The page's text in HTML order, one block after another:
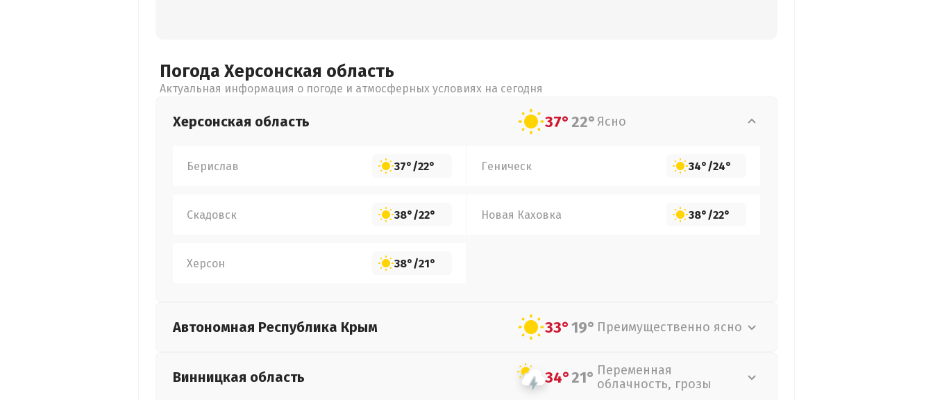
Погода Херсонская область
Актуальная информация о погоде и атмосферных условиях на сегодня
Херсонская область 37°22° Ясно
Берислав 37°/22° Геническ 34°/24°
Скадовск 38°/22° Новая Каховка 38°/22°
Херсон 38°/21°
Автономная Республика Крым 33°19° Преимущественно ясно
Винницкая область 34°21° Переменная
облачность, грозы